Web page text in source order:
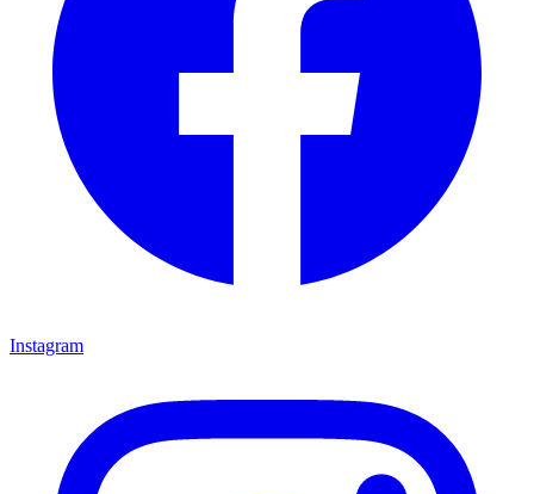
Instagram